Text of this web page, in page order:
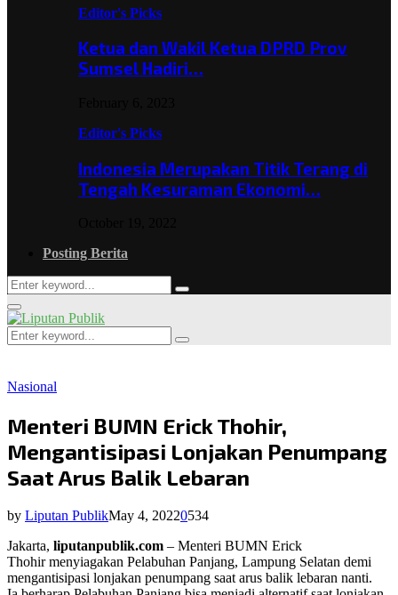
Editor's Picks
Ketua dan Wakil Ketua DPRD Prov
Sumsel Hadiri…
Editor's Picks
Indonesia Merupakan Titik Terang di
Tengah Kesuraman Ekonomi…
Posting Berita
Search
for:
Search
Primary
Menu
Search
for:
Search
Nasional
Menteri BUMN Erick Thohir,
Mengantisipasi Lonjakan Penumpang
Saat Arus Balik Lebaran
by Liputan PublikMay 4, 20220534
Jakarta, liputanpublik.com – Menteri BUMN Erick
Thohir menyiagakan Pelabuhan Panjang, Lampung Selatan demi
mengantisipasi lonjakan penumpang saat arus balik lebaran nanti.